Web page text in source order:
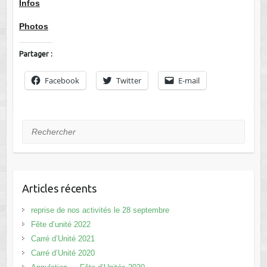
Infos
Photos
Partager :
Facebook Twitter E-mail
Rechercher
Articles récents
reprise de nos activités le 28 septembre
Fête d’unité 2022
Carré d’Unité 2021
Carré d’Unité 2020